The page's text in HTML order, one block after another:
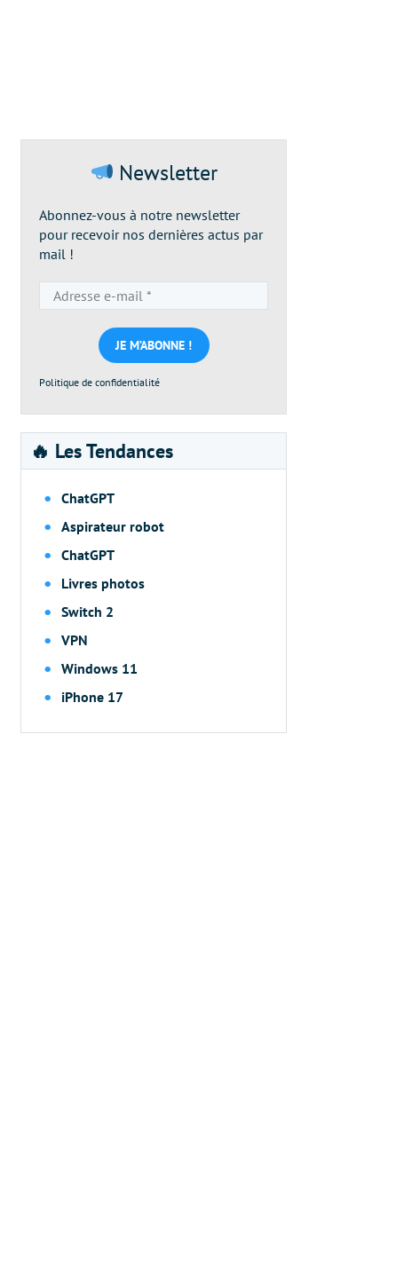
Newsletter
Abonnez-vous à notre newsletter
pour recevoir nos dernières actus par
mail !
e-
mail
*
Politique de confidentialité
🔥 Les Tendances
ChatGPT
Aspirateur robot
ChatGPT
Livres photos
Switch 2
VPN
Windows 11
iPhone 17